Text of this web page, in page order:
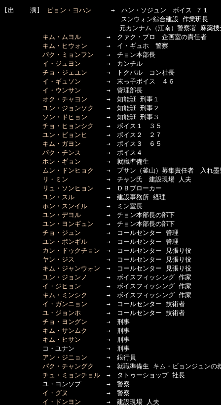
[出    演] ピョン・ヨハン →　ハン・ソジュン　ボイス ７１
  　　　　　　　　　　　　　　　　　スンウォン綜合建設 作業班長
元カンナム（江南）警察署 麻薬捜査チーム
キム・ムヨル →　クァク・プロ　企画室の責任者
キム・ヒウォン →　イ・ギュホ　警察
パク・ミョンフン →　チョン本部長
イ・ジュヨン →　カンチル
チョ・ジェユン →　トクパル　コン社長
イ・ギュソン →　末っ子ボイス　４６
イ・ウンサン →　管理部長
オク・チャヨン →　知能班 刑事１
ユン・ジョンソク
→　知能班 刑事２
ソン・ドヒョン →　知能班 刑事３
チョ・ヒョンシク
→　ボイス１　３５
ユン・ビョンヒ
→　ボイス２　２７
キム・ガヨン →　ボイス３　６５
パク・チンス →　ボイス４
ホン・ギョン →　就職準備生
ムン・ドンヒョク
→　プサン（釜山）募集責任者　入れ墨
リ・ミン →　チャン氏　建設現場 人夫
リュ・ソンヒョン →　ＤＢブローカー
ユン・スル →　建設事務所 経理
ホン・スンイル →　ミン室長
ユン・デヨル →　チョン本部長の部下
ユン・ヨンギュン →　チョン本部長の部下
チョ・ジュン →　コールセンター 管理
ユン・ボンギル →　コールセンター 管理
カン・ドゥクチョン →　コールセンター 見張り役
ヤン・ジス →　コールセンター 見張り役
キム・ジャンウォン →　コールセンター 見張り役
ユン・ジョンノ
→　ボイスフィッシング 作家
イ・ジヒョン →　ボイスフィッシング 作家
キム・ミンシク
→　ボイスフィッシング 作家
イ・ガンニョン →　コールセンター 技術者
ユ・ジョンホ →　コールセンター 技術者
チョ・ヨングン →　刑事
キム・サンムク
→　刑事
キム・ヒサン →　刑事
コ・ユナン　　　　　→　刑事
アン・ジニョン →　銀行員
パク・チャングク
→　就職準備生 キム・ビョンジュンの
チュ・ミョンチョル →　タトゥーショップ 社長
ユ・ヨンソプ　　　　→　警察
イ・グヌ
→　警察
イ・ドンヨン →　建設現場 人夫